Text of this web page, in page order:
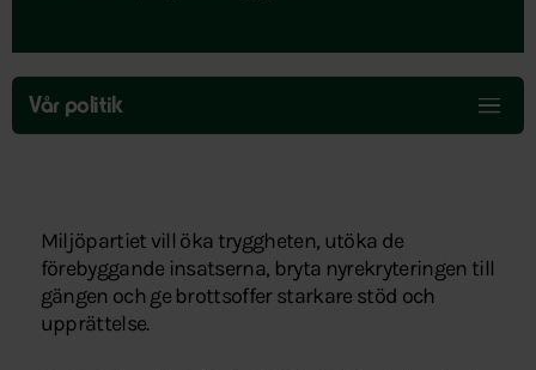
Hoppa
över
menyn
Vår politik
Miljöpartiet vill öka tryggheten, utöka de
förebyggande insatserna, bryta nyrekryteringen till
gängen och ge brottsoffer starkare stöd och
upprättelse.